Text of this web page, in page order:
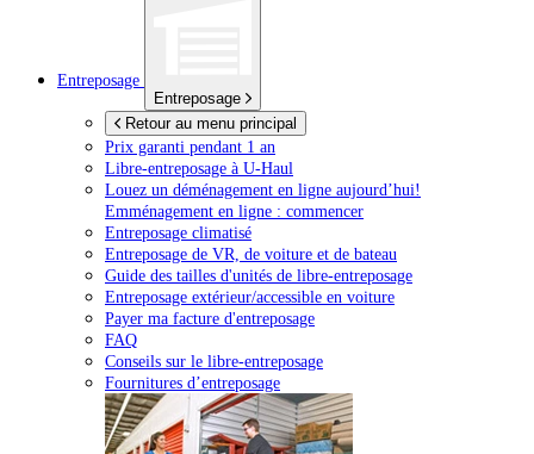
Entreposage
Entreposage
Retour au menu principal
Prix garanti pendant 1 an
Libre-entreposage à U-Haul
Louez un déménagement en ligne aujourd’hui!
Emménagement en ligne : commencer
Entreposage climatisé
Entreposage de VR, de voiture et de bateau
Guide des tailles d'unités de libre-entreposage
Entreposage extérieur/accessible en voiture
Payer ma facture d'entreposage
FAQ
Conseils sur le libre-entreposage
Fournitures d’entreposage